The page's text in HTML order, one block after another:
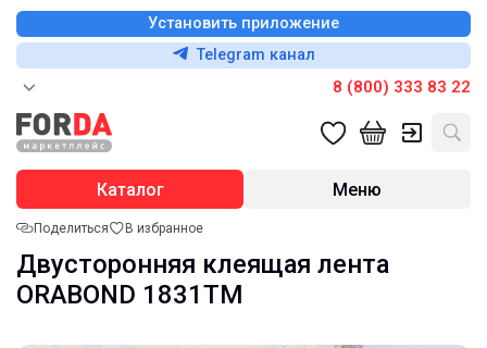
Установить приложение
Telegram канал
8 (800) 333 83 22
Каталог Меню
Поделиться В избранное
Двусторонняя клеящая лента
ORABOND 1831ТМ